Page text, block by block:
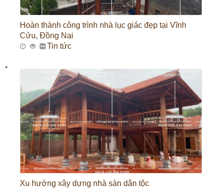
Hoàn thành công trình nhà lục giác đẹp tại Vĩnh
Cửu, Đồng Nai
Tin tức
Xu hướng xây dựng nhà sàn dân tộc